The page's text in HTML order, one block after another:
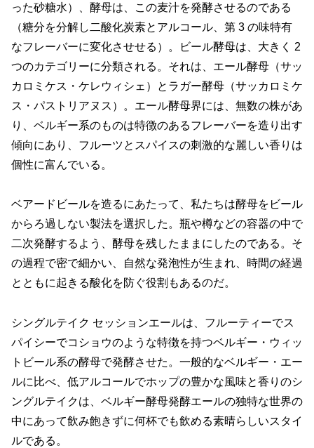
った砂糖水）、酵母は、この麦汁を発酵させるのである
（糖分を分解し二酸化炭素とアルコール、第 3 の味特有
なフレーバーに変化させせる）。ビール酵母は、大きく 2
つのカテゴリーに分類される。それは、エール酵母（サッ
カロミケス・ケレウィシェ）とラガー酵母（サッカロミケ
ス・パストリアヌス）。エール酵母界には、無数の株があ
り、ベルギー系のものは特徴のあるフレーバーを造り出す
傾向にあり、フルーツとスパイスの刺激的な麗しい香りは
個性に富んでいる。
ベアードビールを造るにあたって、私たちは酵母をビール
からろ過しない製法を選択した。瓶や樽などの容器の中で
二次発酵するよう、酵母を残したままにしたのである。そ
の過程で密で細かい、自然な発泡性が生まれ、時間の経過
とともに起きる酸化を防ぐ役割もあるのだ。
シングルテイク セッションエールは、フルーティーでス
パイシーでコショウのような特徴を持つベルギー・ウィッ
トビール系の酵母で発酵させた。一般的なベルギー・エー
ルに比べ、低アルコールでホップの豊かな風味と香りのシ
ングルテイクは、ベルギー酵母発酵エールの独特な世界の
中にあって飲み飽きずに何杯でも飲める素晴らしいスタイ
ルである。